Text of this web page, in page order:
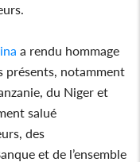
a rendu hommage
présents, notamment
du Niger et
salué
des
et de l’ensemble